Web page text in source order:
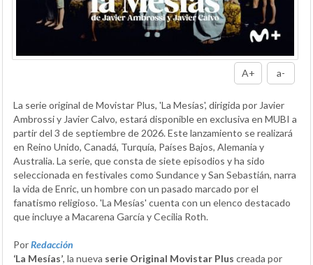
A+ a-
La serie original de Movistar Plus, 'La Mesías', dirigida por Javier
Ambrossi y Javier Calvo, estará disponible en exclusiva en MUBI a
partir del 3 de septiembre de 2026. Este lanzamiento se realizará
en Reino Unido, Canadá, Turquía, Países Bajos, Alemania y
Australia. La serie, que consta de siete episodios y ha sido
seleccionada en festivales como Sundance y San Sebastián, narra
la vida de Enric, un hombre con un pasado marcado por el
fanatismo religioso. 'La Mesías' cuenta con un elenco destacado
que incluye a Macarena García y Cecilia Roth.
PorRedacción
‘La Mesías’, la nueva serie Original Movistar Plus creada por